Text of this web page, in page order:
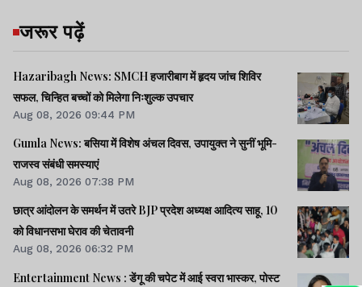
जरूर पढ़ें
Hazaribagh News: SMCH हजारीबाग में हृदय जांच शिविर
सफल, चिन्हित बच्चों को मिलेगा निःशुल्क उपचार
Aug 08, 2026 09:44 PM
Gumla News: बसिया में विशेष अंचल दिवस, उपायुक्त ने सुनीं भूमि-
राजस्व संबंधी समस्याएं
Aug 08, 2026 07:38 PM
छात्र आंदोलन के समर्थन में उतरे BJP प्रदेश अध्यक्ष आदित्य साहू, 10
को विधानसभा घेराव की चेतावनी
Aug 08, 2026 06:32 PM
Entertainment News : डेंगू की चपेट में आई स्वरा भास्कर, पोस्ट